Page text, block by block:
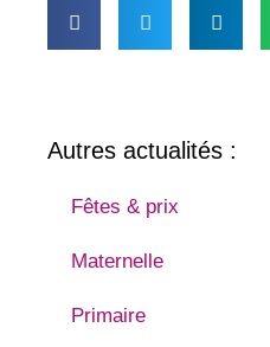
Autres actualités :
Fêtes & prix
Maternelle
Primaire